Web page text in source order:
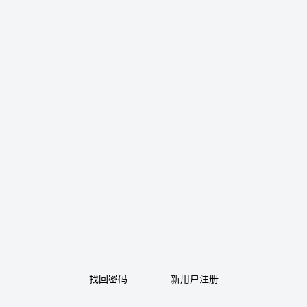
找回密码 新用户注册